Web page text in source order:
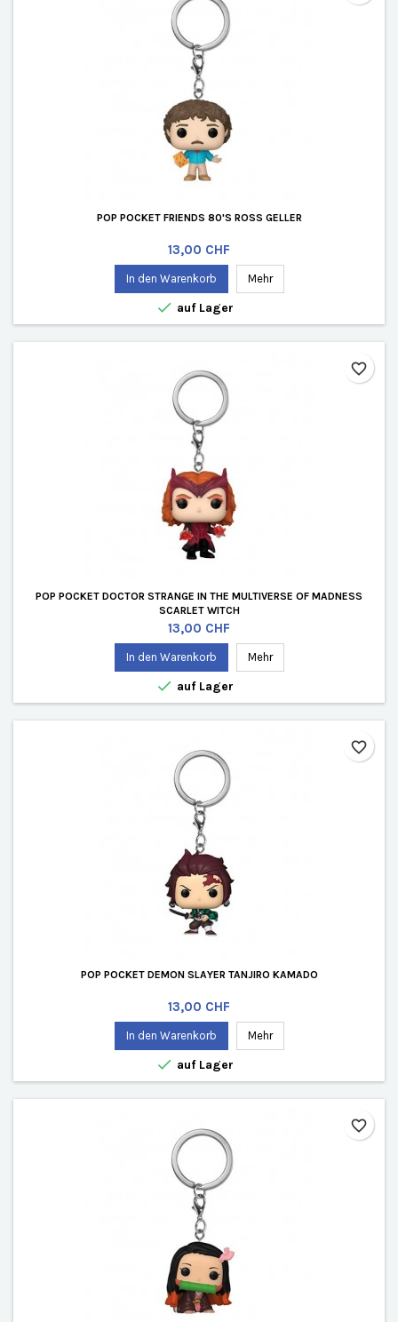
POP POCKET FRIENDS 80'S ROSS GELLER
Preis
13,00 CHF
In den Warenkorb Mehr
 auf Lager
POP POCKET DOCTOR STRANGE IN THE MULTIVERSE OF MADNESS
SCARLET WITCH
Preis
13,00 CHF
In den Warenkorb Mehr
 auf Lager
favorite_border
POP POCKET DEMON SLAYER TANJIRO KAMADO
Preis
13,00 CHF
In den Warenkorb Mehr
 auf Lager
favorite_border
favorite_border